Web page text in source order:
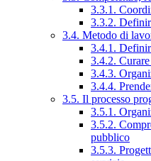
3.3.1.
3.3.2.
3.4. Metodo di
3.4.1.
3.4.2.
3.4.3.
3.4.4.
3.5. Il processo
3.5.1.
3.5.2.
pubblico
3.5.3.